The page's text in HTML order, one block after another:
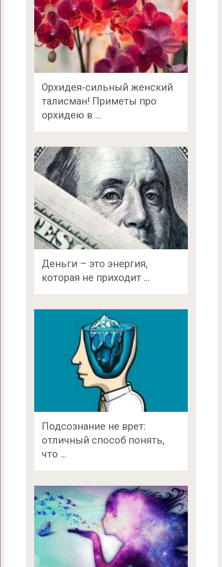
Орхидея-сильный женский
талисман! Приметы про
орхидею в …
Деньги – это энергия,
которая не приходит …
Подсознание не врет:
отличный способ понять,
что …